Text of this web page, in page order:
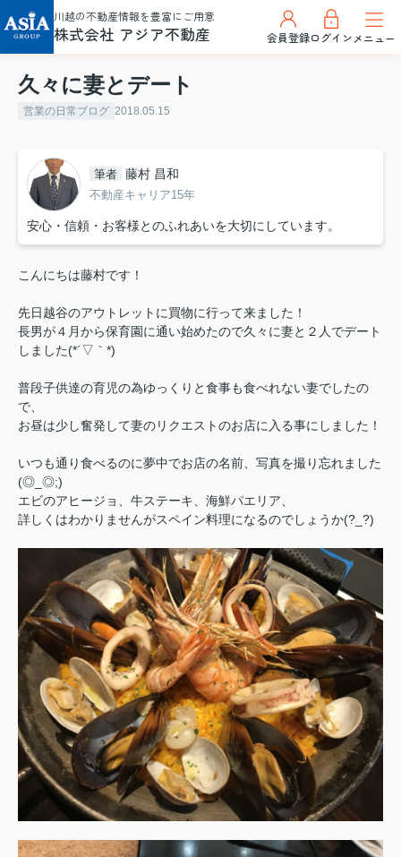
川越の不動産情報を豊富にご用意
株式会社 アジア不動産 会員登録ログインメニュー
久々に妻とデート
営業の日常ブログ 2018.05.15
筆者 藤村 昌和
不動産キャリア15年
安心・信頼・お客様とのふれあいを大切にしています。
こんにちは藤村です！
先日越谷のアウトレットに買物に行って来ました！
長男が４月から保育園に通い始めたので久々に妻と２人でデート
しました(*´▽｀*)
普段子供達の育児の為ゆっくりと食事も食べれない妻でしたの
で、
お昼は少し奮発して妻のリクエストのお店に入る事にしました！
いつも通り食べるのに夢中でお店の名前、写真を撮り忘れました
(◎_◎;)
エビのアヒージョ、牛ステーキ、海鮮パエリア、
詳しくはわかりませんがスペイン料理になるのでしょうか(?_?)